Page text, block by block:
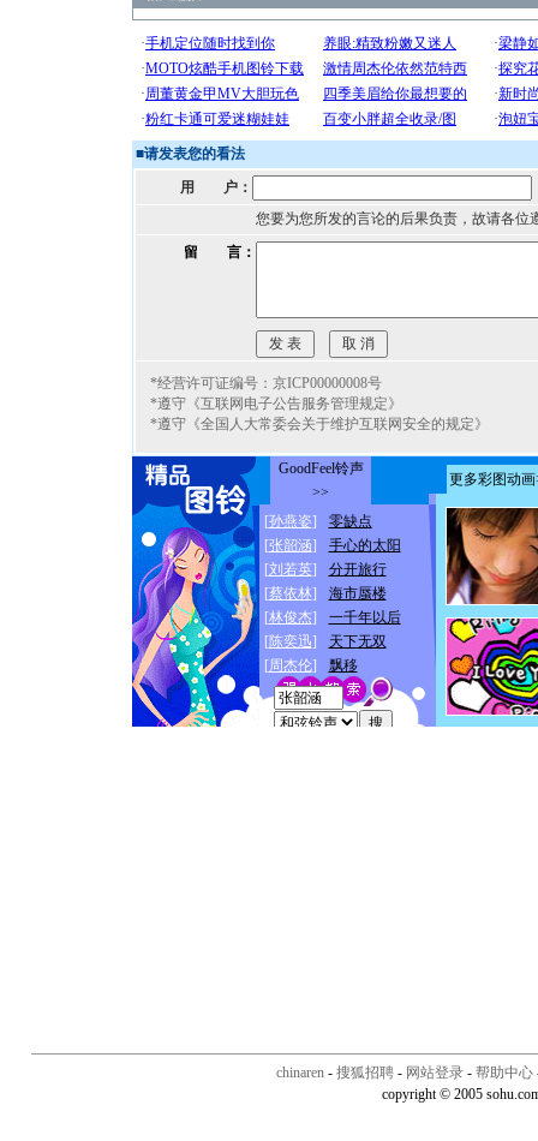
■请发表您的看法
用 户：
您要为您所发的言论的后果负责，故请各位
留 言：
*经营许可证编号：京ICP00000008号
*遵守《互联网电子公告服务管理规定》
*遵守《全国人大常委会关于维护互联网安全的规定》
chinaren - 搜狐招聘 - 网站登录 - 帮助中心
copyright © 2005